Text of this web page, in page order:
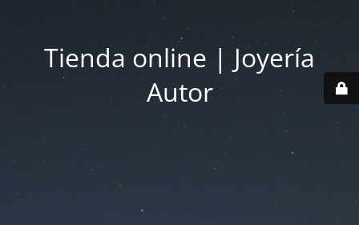
Tienda online | Joyería
Autor